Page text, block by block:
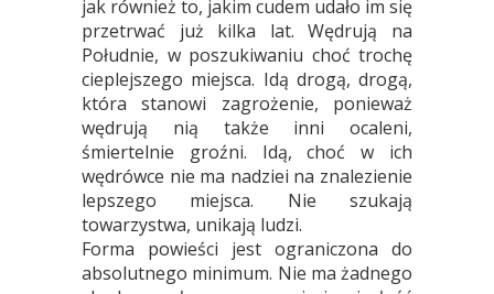
jak również to, jakim cudem udało im się
przetrwać już kilka lat. Wędrują na
Południe, w poszukiwaniu choć trochę
cieplejszego miejsca. Idą drogą, drogą,
która stanowi zagrożenie, ponieważ
wędrują nią także inni ocaleni,
śmiertelnie groźni. Idą, choć w ich
wędrówce nie ma nadziei na znalezienie
lepszego miejsca. Nie szukają
towarzystwa, unikają ludzi.
Forma powieści jest ograniczona do
absolutnego minimum. Nie ma żadnego